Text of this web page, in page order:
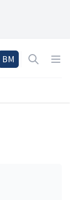
BM Open